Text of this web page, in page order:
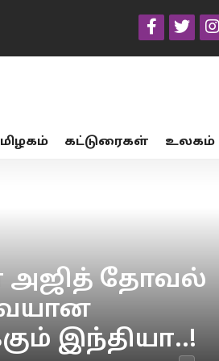
கட்டுரைகள் உலகம்
அஜித் தோவல்
இந்தியா..!